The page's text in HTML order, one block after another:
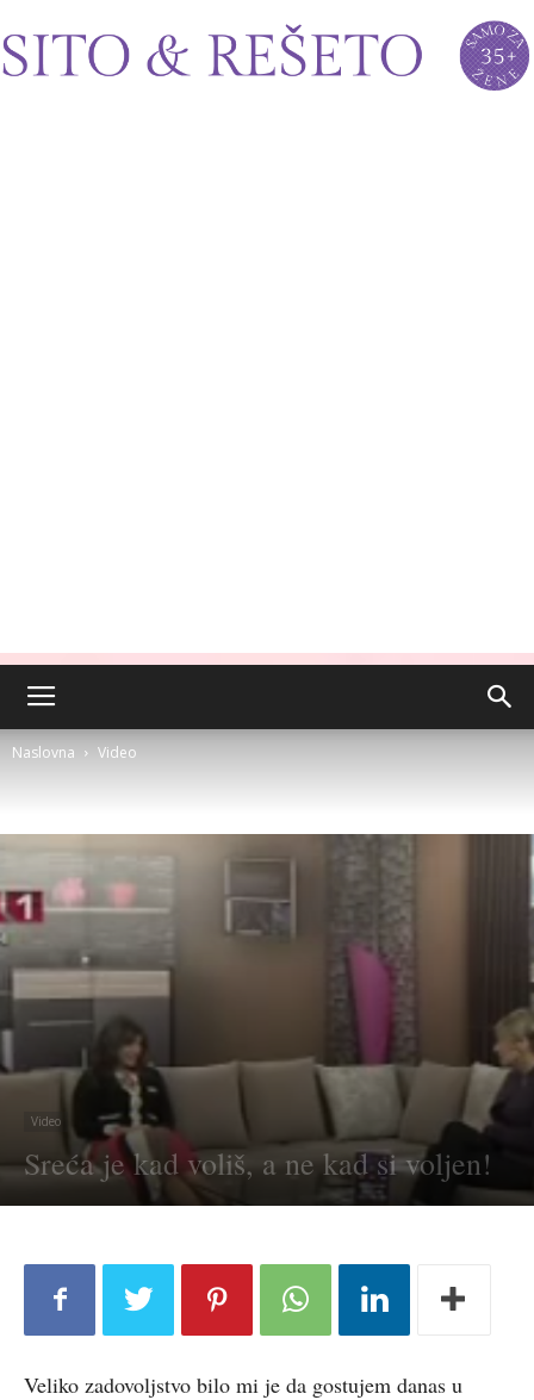
Naslovna Video
Video
Sreća je kad voliš, a ne kad si voljen!
Veliko zadovoljstvo bilo mi je da gostujem danas u